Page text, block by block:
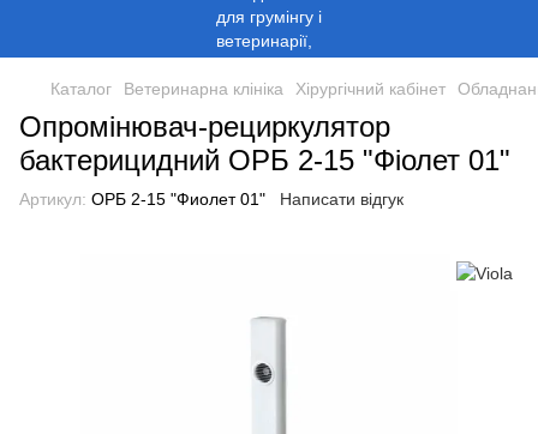
Каталог Ветеринарна клініка Хірургічний кабінет
Опромінювач-рециркулятор
бактерицидний ОРБ 2-15 "Фіолет 01"
Артикул: ОРБ 2-15 "Фиолет 01" Написати відгук